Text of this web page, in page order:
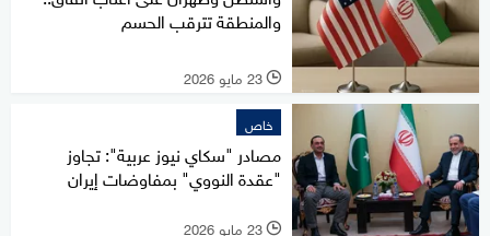
والمنطقة تترقب الحسم
l 23 مايو 2026
خاص
مصادر "سكاي نيوز عربية": تجاوز
"عقدة النووي" بمفاوضات إيران
l 23 مايو 2026